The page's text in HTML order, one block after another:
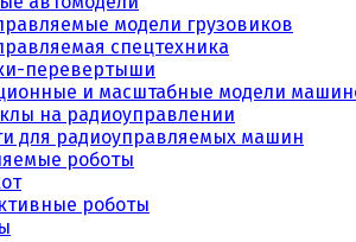
модели грузовиков
спецтехника
перевертыши
и масштабные модели
на радиоуправлении
для радиоуправляемых машин
роботы
роботы